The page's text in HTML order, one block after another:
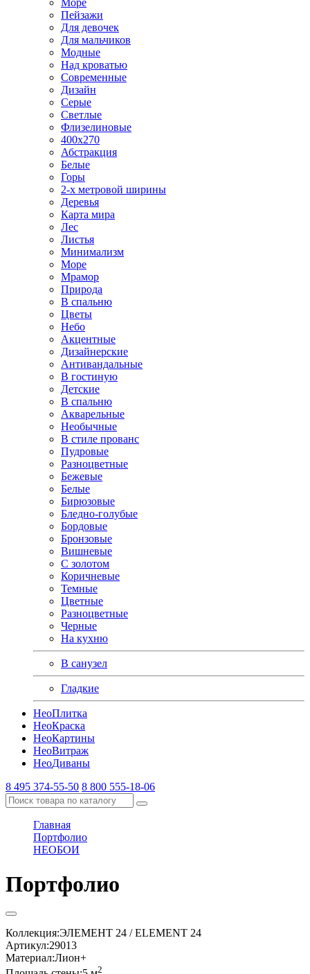
Море
Пейзажи
Для девочек
Для мальчиков
Модные
Над кроватью
Современные
Дизайн
Серые
Светлые
Флизелиновые
400х270
Абстракция
Белые
Горы
2-х метровой ширины
Деревья
Карта мира
Лес
Листья
Минимализм
Море
Мрамор
Природа
В спальню
Цветы
Небо
Акцентные
Дизайнерские
Антивандальные
В гостиную
Детские
В спальню
Акварельные
Необычные
В стиле прованс
Пудровые
Разноцветные
Бежевые
Белые
Бирюзовые
Бледно-голубые
Бордовые
Бронзовые
Вишневые
С золотом
Коричневые
Темные
Цветные
Разноцветные
Черные
На кухню
В санузел
Гладкие
НеоПлитка
НеоКраска
НеоКартины
НеоВитраж
НеоДиваны
8 495 374-55-50 8 800 555-18-06
Главная
Портфолио
НЕОБОИ
Портфолио
Коллекция:ЭЛЕМЕНТ 24 / ELEMENT 24
Артикул:29013
Материал:Лион+
2